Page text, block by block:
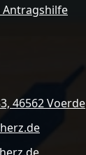
46562 Voerde